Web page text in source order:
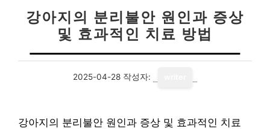
강아지의 분리불안 원인과 증상
및 효과적인 치료 방법
2025-04-28 작성자:
강아지의 분리불안 원인과 증상 및 효과적인 치료